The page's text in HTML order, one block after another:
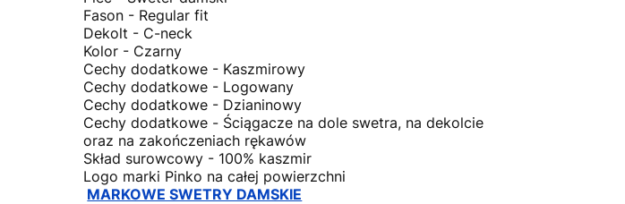
Fason - Regular fit
Dekolt - C-neck
Kolor - Czarny
Cechy dodatkowe - Kaszmirowy
Cechy dodatkowe - Logowany
Cechy dodatkowe - Dzianinowy
Cechy dodatkowe - Ściągacze na dole swetra, na dekolcie
oraz na zakończeniach rękawów
Skład surowcowy - 100% kaszmir
Logo marki Pinko na całej powierzchni
MARKOWE SWETRY DAMSKIE